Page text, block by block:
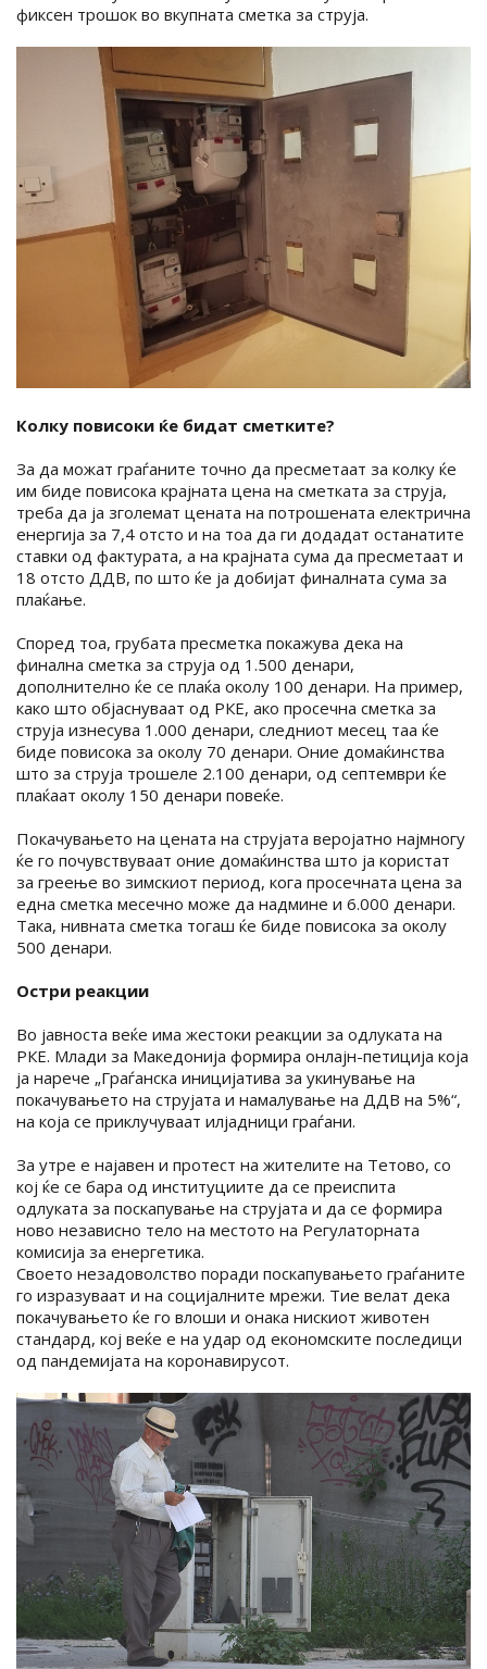
фиксен трошок во вкупната сметка за струја.
Колку повисоки ќе бидат сметките?
За да можат граѓаните точно да пресметаат за колку ќе
им биде повисока крајната цена на сметката за струја,
треба да ја зголемат цената на потрошената електрична
енергија за 7,4 отсто и на тоа да ги додадат останатите
ставки од фактурата, а на крајната сума да пресметаат и
18 отсто ДДВ, по што ќе ја добијат финалната сума за
плаќање.
Според тоа, грубата пресметка покажува дека на
финална сметка за струја од 1.500 денари,
дополнително ќе се плаќа околу 100 денари. На пример,
како што објаснуваат од РКЕ, ако просечна сметка за
струја изнесува 1.000 денари, следниот месец таа ќе
биде повисока за околу 70 денари. Оние домаќинства
што за струја трошеле 2.100 денари, од септември ќе
плаќаат околу 150 денари повеќе.
Покачувањето на цената на струјата веројатно најмногу
ќе го почувствуваат оние домаќинства што ја користат
за греење во зимскиот период, кога просечната цена за
една сметка месечно може да надмине и 6.000 денари.
Така, нивната сметка тогаш ќе биде повисока за околу
500 денари.
Остри реакции
Во јавноста веќе има жестоки реакции за одлуката на
РКЕ. Млади за Македонија формира онлајн-петиција која
ја нарече „Граѓанска иницијатива за укинување на
покачувањето на струјата и намалување на ДДВ на 5%“,
на која се приклучуваат илјадници граѓани.
За утре е најавен и протест на жителите на Тетово, со
кој ќе се бара од институциите да се преиспита
одлуката за поскапување на струјата и да се формира
ново независно тело на местото на Регулаторната
комисија за енергетика.
Своето незадоволство поради поскапувањето граѓаните
го изразуваат и на социјалните мрежи. Тие велат дека
покачувањето ќе го влоши и онака нискиот животен
стандард, кој веќе е на удар од економските последици
од пандемијата на коронавирусот.